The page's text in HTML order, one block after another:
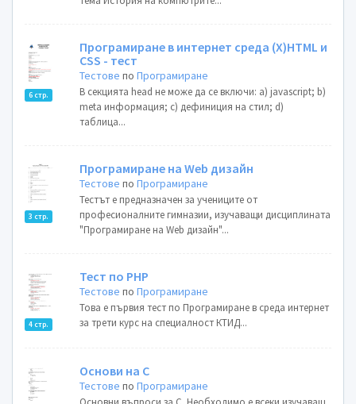
6 стр.
Програмиране в интернет среда (X)HTML и
CSS - тест
Тестове поПрограмиране
В секцията head не може да се включи: a) javascript; b)
meta информация; c) дефиниция на стил; d)
таблица...
3 стр.
Програмиране на Web дизайн
Тестове поПрограмиране
Тестът е предназначен за учениците от
професионалните гимназии, изучаващи дисциплината
"Програмиране на Web дизайн"...
4 стр.
Тест по PHP
Тестове поПрограмиране
Това е първия тест по Програмиране в среда интернет
за трети курс на специалност КТИД...
Основи на С
Тестове поПрограмиране